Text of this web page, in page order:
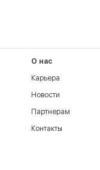
О нас
Карьера
Новости
Партнерам
Контакты